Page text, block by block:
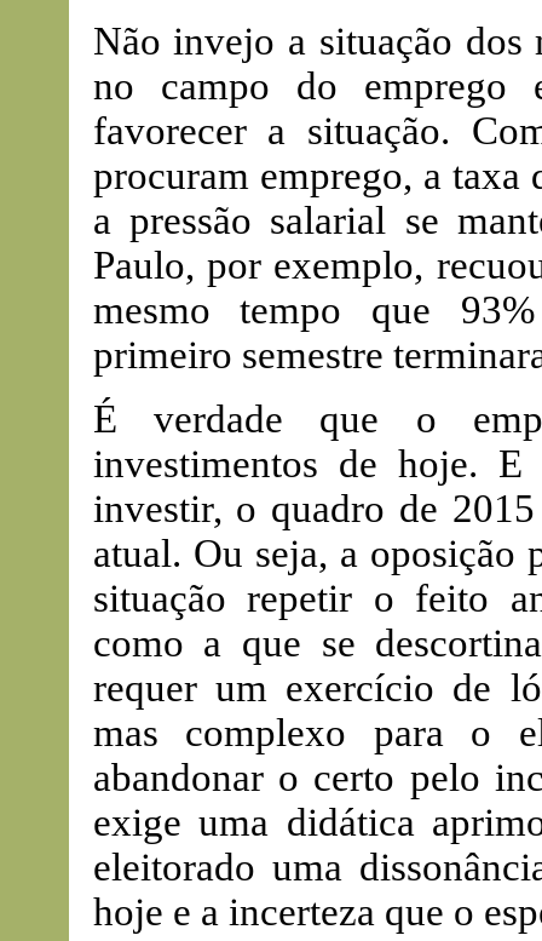
Não invejo a situação dos
no campo do emprego
favorecer a situação.
procuram emprego, a taxa
a pressão salarial se
Paulo, por exemplo,
mesmo tempo que
primeiro semestre
É verdade que o
investimentos de hoje.
investir, o quadro de
atual. Ou seja, a oposição
situação repetir o feito
como a que se
requer um exercício de
mas complexo para o
abandonar o certo pelo
exige uma didática
eleitorado uma
hoje e a incerteza que o